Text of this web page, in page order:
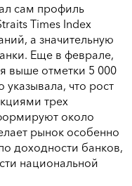
сам профиль
Times Index
а значительную
Еще в феврале,
выше отметки 5 000
указывала, что рост
трех
около
рынок особенно
доходности банков,
национальной